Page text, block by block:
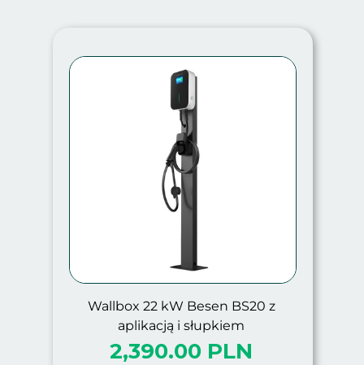
Wallbox 22 kW Besen BS20 z
aplikacją i słupkiem
2,390.00 PLN